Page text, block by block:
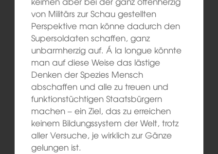
von Militärs zur Schau gestellten
Perspektive man könne dadurch den
Supersoldaten schaffen, ganz
unbarmherzig auf. Á la longue könnte
man auf diese Weise das lästige
Denken der Spezies Mensch
abschaffen und alle zu treuen und
funktionstüchtigen Staatsbürgern
machen – ein Ziel, das zu erreichen
keinem Bildungssystem der Welt, trotz
aller Versuche, je wirklich zur Gänze
gelungen ist.